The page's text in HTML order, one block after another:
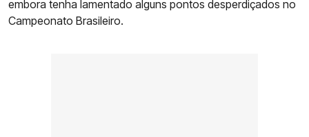
embora tenha lamentado alguns pontos desperdiçados no
Campeonato Brasileiro.